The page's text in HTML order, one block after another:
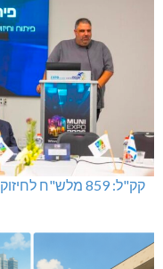
קק"ל: 859 מלש"ח לחיזוק ופיתוח הצפון